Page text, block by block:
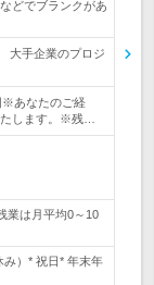
どでブランクがあ
大手企業のプロジ
※あなたのご経
します。※残…
業は月平均0～10
み）* 祝日* 年末年